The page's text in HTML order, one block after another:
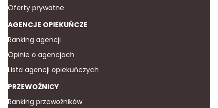
Oferty prywatne
AGENCJE OPIEKUŃCZE
Ranking agencji
Opinie o agencjach
Lista agencji opiekuńczych
PRZEWOŹNICY
Ranking przewoźników